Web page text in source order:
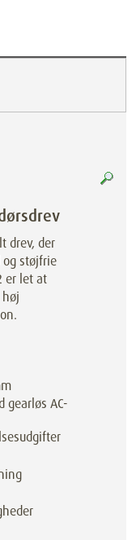
drev, der
støjfrie
er let at
gearløs AC-